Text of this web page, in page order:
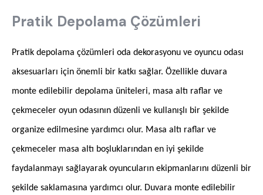
Pratik Depolama Çözümleri
Pratik depolama çözümleri oda dekorasyonu ve oyuncu odası
aksesuarları için önemli bir katkı sağlar. Özellikle duvara
monte edilebilir depolama üniteleri, masa altı raflar ve
çekmeceler oyun odasının düzenli ve kullanışlı bir şekilde
organize edilmesine yardımcı olur. Masa altı raflar ve
çekmeceler masa altı boşluklarından en iyi şekilde
faydalanmayı sağlayarak oyuncuların ekipmanlarını düzenli bir
şekilde saklamasına yardımcı olur. Duvara monte edilebilir